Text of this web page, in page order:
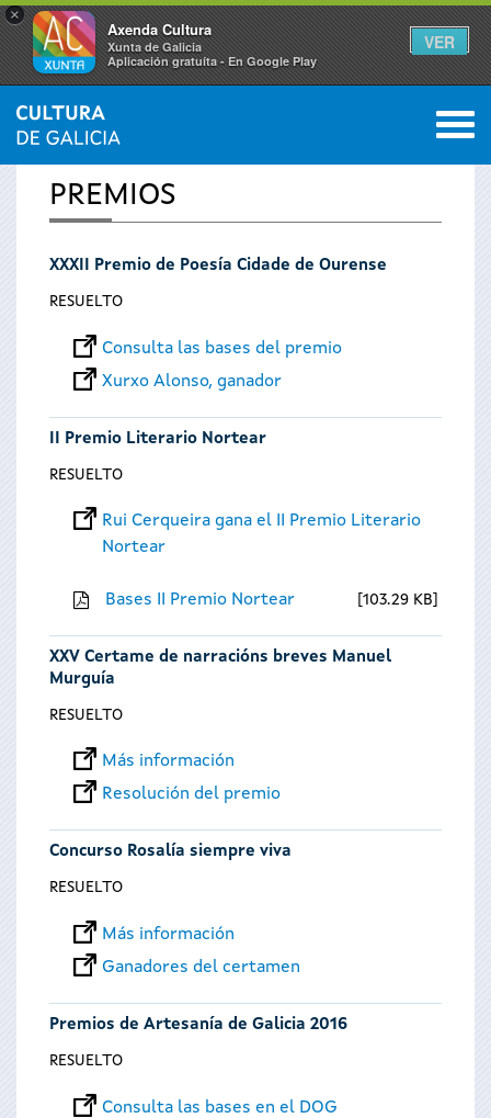
×
Axenda Cultura
Xunta de Galicia
Aplicación gratuíta - En Google Play
VER
Se
encuentra
usted
INICIO 0
PREMIOS
XXXII Premio de Poesía Cidade de Ourense
RESUELTO
Consulta las bases del premio
Xurxo Alonso, ganador
II Premio Literario Nortear
RESUELTO
Rui Cerqueira gana el II Premio Literario
Nortear
Bases II Premio Nortear 103.29 KB
XXV Certame de narracións breves Manuel
Murguía
RESUELTO
Más información
Resolución del premio
Concurso Rosalía siempre viva
RESUELTO
Más información
Ganadores del certamen
Premios de Artesanía de Galicia 2016
RESUELTO
Consulta las bases en el DOG